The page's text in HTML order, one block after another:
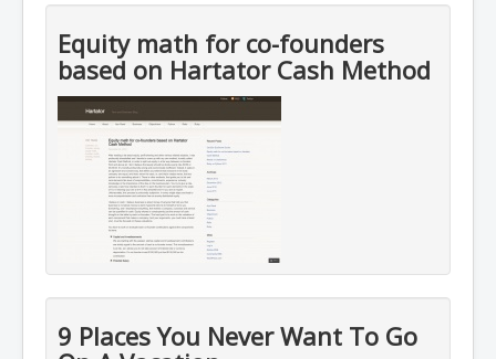
Equity math for co-founders
based on Hartator Cash Method
9 Places You Never Want To Go